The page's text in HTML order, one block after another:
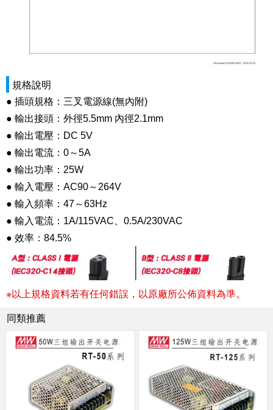
規格說明
● 插頭規格：三叉電源線(無內附)
● 輸出接頭：外徑5.5mm 內徑2.1mm
● 輸出電壓：DC 5V
● 輸出電流：0～5A
● 輸出功率：25W
● 輸入電壓：AC90～264V
● 輸入頻率：47～63Hz
● 輸入電流：1A/115VAC、0.5A/230VAC
● 效率：84.5%
※以上規格資料若有任何錯誤，以原廠所公佈資料為準。
同類推薦